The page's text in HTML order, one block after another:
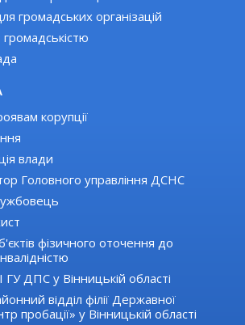
громадських організацій
громадськістю
корупції
влади
Головного управління ДСНС
фізичного оточення до
ДПС у Вінницькій області
відділ філії Державної
пробації» у Вінницькій області